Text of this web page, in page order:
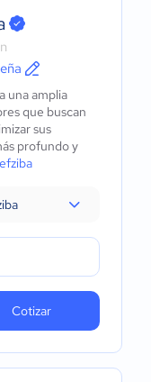
una amplia
que buscan
sus
profundo y
Cotizar